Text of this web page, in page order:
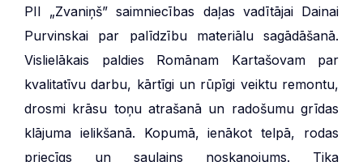
PII „Zvaniņš” saimniecības daļas vadītājai Dainai
Purvinskai par palīdzību materiālu sagādāšanā.
Vislielākais paldies Romānam Kartašovam par
kvalitatīvu darbu, kārtīgi un rūpīgi veiktu remontu,
drosmi krāsu toņu atrašanā un radošumu grīdas
klājuma ielikšanā. Kopumā, ienākot telpā, rodas
priecīgs un saulains noskaņojums. Tika